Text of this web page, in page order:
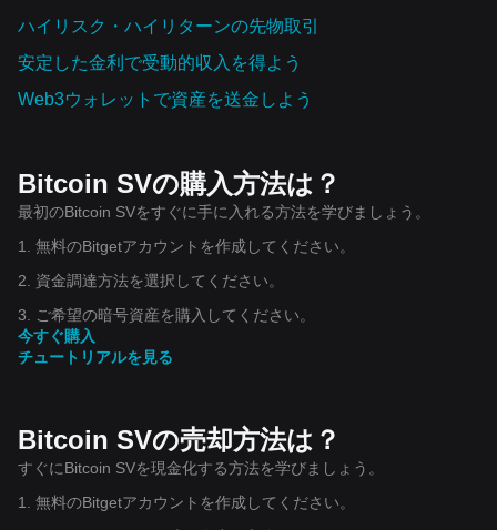
ハイリスク・ハイリターンの先物取引
安定した金利で受動的収入を得よう
Web3ウォレットで資産を‌送金しよう
Bitcoin SVの購入方法は？
最初のBitcoin SVをすぐに手に入れる方法を学びましょう。
1. 無料のBitgetアカウントを作成してください。
2. 資金調達方法を選択してください。
3. ご希望の暗号資産を購入してください。
今すぐ購入
チュートリアルを見る
Bitcoin SVの売却方法は？
すぐにBitcoin SVを現金化する方法を学びましょう。
1. 無料のBitgetアカウントを作成してください。